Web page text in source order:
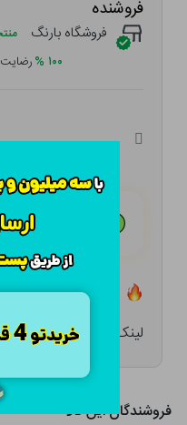
فروشنده
فروشگاه بارنگ
۱۰۰ %رضایت
هـر قسط
تعداد ۰ عدد در انبار موجود است
لینک کوتاه:
فروشندگان این کالا